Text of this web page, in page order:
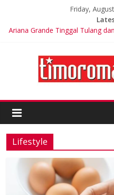
Friday,
Ariana Grande Tinggal Tulang
Google Assistant akan Diganti
Dunia Diminta Bersiap Hadapi
LSM Tuding UKPBJ Kabupaten
Lifestyle